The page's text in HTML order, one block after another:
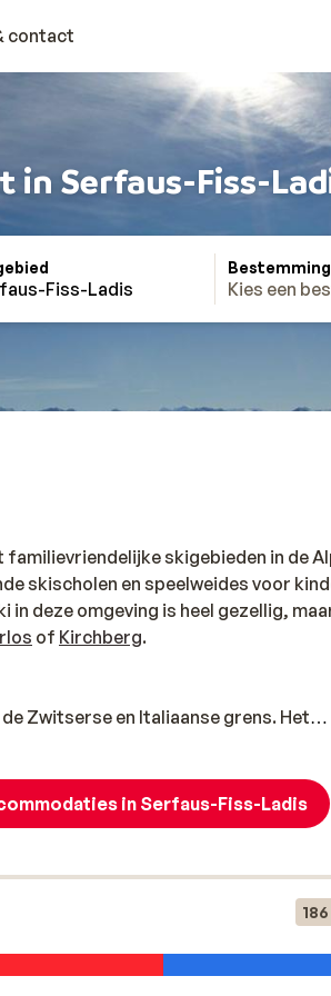
contact
Serfaus-Fiss-
Fiss-Ladis
Bestemming
Kies een
skigebieden in de
skischolen en speelweides voor
deze omgeving is heel gezellig,
of Kirchberg.
Zwitserse en Italiaanse grens. Het
skiër zijn er de uitdagende pistes:
rond de Mittlerer Sattelkopf. Mede
optimaal en is ook afdalen tot
verwarming in de lift, maakt dit
een sneeuwmobiel die wandelaars
snowboarders een must. De
in Serfaus-Fiss-Ladis